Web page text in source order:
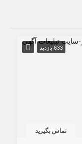
633 بازدید
تماس بگیرید